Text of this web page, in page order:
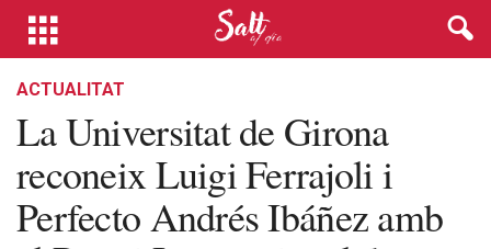
ACTUALITAT
La Universitat de Girona
reconeix Luigi Ferrajoli i
Perfecto Andrés Ibáñez amb